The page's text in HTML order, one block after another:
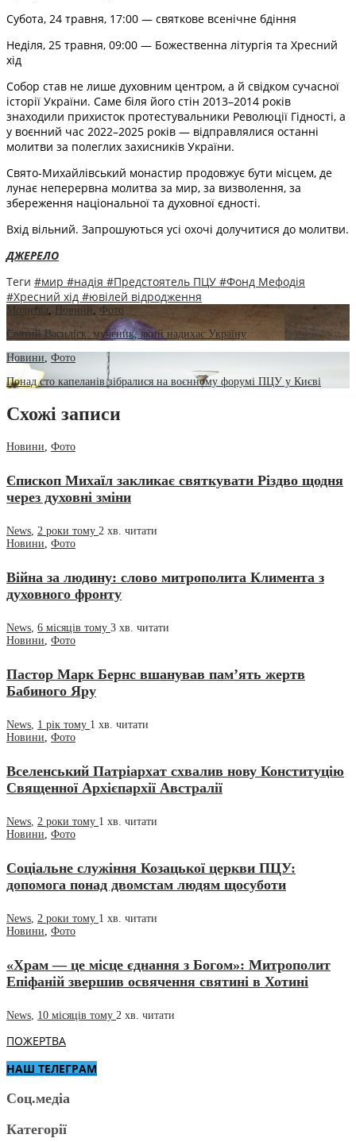
Субота, 24 травня, 17:00 — святкове всенічне бдіння
Неділя, 25 травня, 09:00 — Божественна літургія та Хресний
хід
Собор став не лише духовним центром, а й свідком сучасної
історії України. Саме біля його стін 2013–2014 років
знаходили прихисток протестувальники Революції Гідності, а
у воєнний час 2022–2025 років — відправлялися останні
молитви за полеглих захисників України.
Свято-Михайлівський монастир продовжує бути місцем, де
лунає неперервна молитва за мир, за визволення, за
збереження національної та духовної єдності.
Вхід вільний. Запрошуються усі охочі долучитися до молитви.
ДЖЕРЕЛО
Теги #мир #надія #Предстоятель ПЦУ #Фонд Мефодія
#Хресний хід #ювілей відродження
Молитва Новини
Фото
Святий Василіск: мученик, який надихає Україну
Новини Фото
Понад сто капеланів зібралися на воєнному форумі ПЦУ у Києві
Схожі записи
Новини, Фото
Єпископ Михаїл закликає святкувати Різдво щодня
через духовні зміни
News, 2 роки тому 2 хв. читати
Новини, Фото
Війна за людину: слово митрополита Климента з
духовного фронту
News, 6 місяців тому 3 хв. читати
Новини, Фото
Пастор Марк Бернс вшанував пам’ять жертв
Бабиного Яру
News, 1 рік тому 1 хв. читати
Новини, Фото
Вселенський Патріархат схвалив нову Конституцію
Священної Архієпархії Австралії
News 2 роки тому 1 хв. читати
Новини Фото
Соціальне служіння Козацької церкви ПЦУ:
допомога понад двомстам людям щосуботи
News 2 роки тому 1 хв. читати
Новини Фото
«Храм — це місце єднання з Богом»: Митрополит
Епіфаній звершив освячення святині в Хотині
News 10 місяців тому 2 хв. читати
ПОЖЕРТВА
НАШ ТЕЛЕГРАМ
Соц.медіа
Категорії